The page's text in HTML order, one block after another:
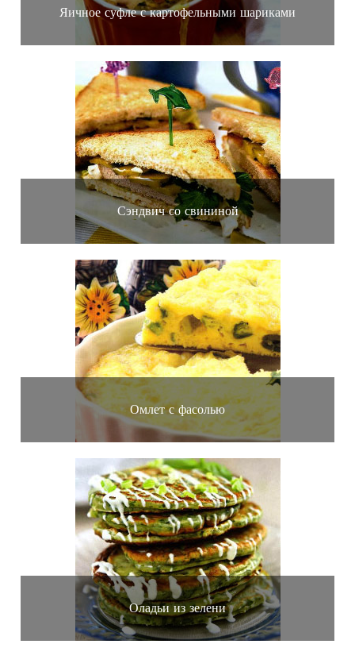
Яичное суфле с картофельными шариками
Сэндвич со свининой
Омлет с фасолью
Оладьи из зелени